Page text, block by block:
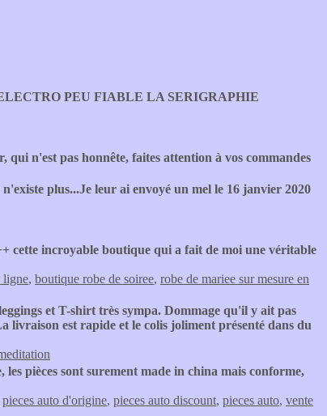
PEU FIABLE LA SERIGRAPHIE
qui n'est pas honnête, faites attention à vos commandes
plus...Je leur ai envoyé un mel le 16 janvier 2020
cette incroyable boutique qui a fait de moi une véritable
ligne, boutique robe de soiree, robe de mariee sur mesure en
et T-shirt très sympa. Dommage qu'il y ait pas
livraison est rapide et le colis joliment présenté dans du
les pièces sont surement made in china mais conforme,
pieces auto d'origine, pieces auto discount, pieces auto, vente